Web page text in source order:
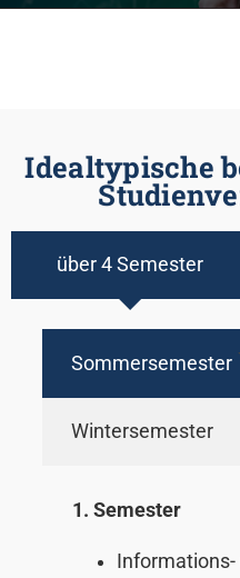
Idealtypische
über 4 Semester
Sommersemester
Wintersemester
1. Semester
Informations-